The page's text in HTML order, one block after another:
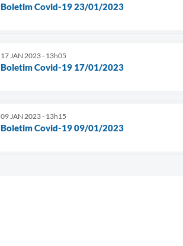
Boletim Covid-19 23/01/2023
17 JAN 2023 - 13h05
Boletim Covid-19 17/01/2023
09 JAN 2023 - 13h15
Boletim Covid-19 09/01/2023